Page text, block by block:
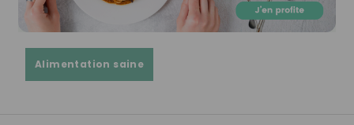
Alimentation saine